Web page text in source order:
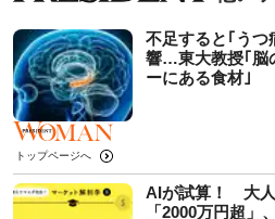
不足すると｢うつ
響…東大教授｢脳
ーにある食材｣
トップページへ
AIが試算！ 大人
「2000万円超」